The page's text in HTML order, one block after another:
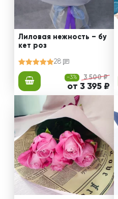
Лиловая нежность – бу
кет роз
28
-3% 3 500 ₽
от 3 395 ₽